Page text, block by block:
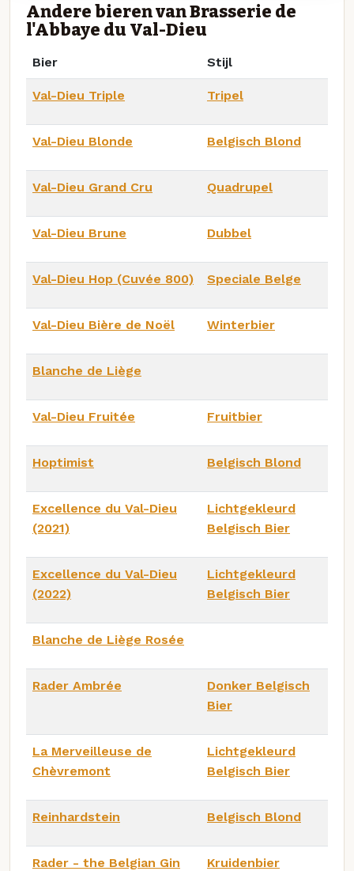
Andere bieren van Brasserie de
l'Abbaye du Val-Dieu
Bier Stijl
Val-Dieu Triple Tripel
Val-Dieu Blonde Belgisch Blond
Val-Dieu Grand Cru Quadrupel
Val-Dieu Brune Dubbel
Val-Dieu Hop (Cuvée 800) Speciale Belge
Val-Dieu Bière de Noël Winterbier
Blanche de Liège
Val-Dieu Fruitée Fruitbier
Hoptimist Belgisch Blond
Excellence du Val-Dieu
(2021)
Lichtgekleurd
Belgisch Bier
Excellence du Val-Dieu
(2022)
Lichtgekleurd
Belgisch Bier
Blanche de Liège Rosée
Rader Ambrée
Donker Belgisch
Bier
La Merveilleuse de
Chèvremont
Lichtgekleurd
Belgisch Bier
Reinhardstein Belgisch Blond
Rader - the Belgian Gin
Kruidenbier